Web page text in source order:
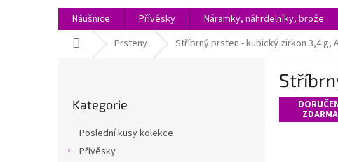
Náušnice Přívěsky Náramky, náhrdelníky, brože
Domů Prsteny Stříbrný prsten - kubický zirkon 3,4 g,
kategorie
Kategorie
Poslední kusy kolekce
Přívěsky
ZDARMA